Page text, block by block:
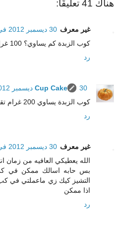
هناك 41 تعليقًا:
غير معرف 30 ديسمبر 2012 في 2:00 ص
كوب الزبدة كم يساوي؟ 100 غرام مثلا؟!
رد
Cup Cake
30 ديسمبر 2012 في 2:04 ص
كوب الزبدة يساوي 200 غرام تقريبًا :)
رد
غير معرف 30 ديسمبر 2012 في 4:48 ص
الله يعطيكي العافيه من زمان
بس حابه اسالك ممكن في
التشيز كيك زي ماعملتي في كب
اذا ممكن
رد